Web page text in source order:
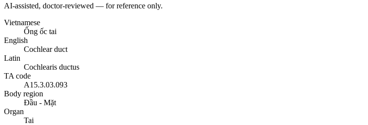
AI-assisted, doctor-reviewed — for reference only.
Vietnamese
Ống ốc tai
English
Cochlear duct
Latin
Cochlearis ductus
TA code
A15.3.03.093
Body region
Đầu - Mặt
Organ
Tai